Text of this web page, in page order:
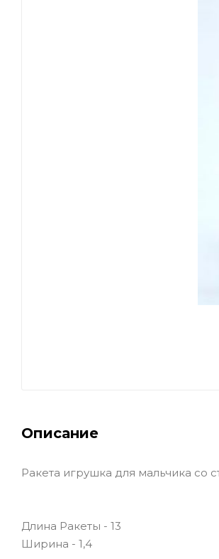
Описание
Ракета игрушка для мальчика со
Длина Ракеты - 13
Ширина - 1,4